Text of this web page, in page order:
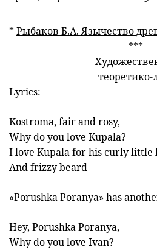
* Рыбаков Б.А. Язычество
***
Lyrics:
Kostroma, fair and rosy,
Why do you love Kupala?
I love Kupala for his curly little
And frizzy beard
«Porushka Poranya» has
Hey, Porushka Poranya,
Why do you love Ivan?